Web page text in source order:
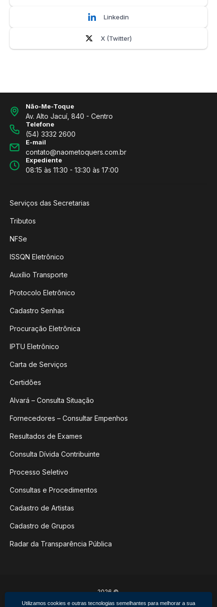
Linkedin
X (Twitter)
Não-Me-Toque
Av. Alto Jacuí, 840 - Centro
Telefone
(54) 3332 2600
E-mail
contato@naometoquers.com.br
Expediente
08:15 às 11:30 - 13:30 às 17:00
Serviços das Secretarias
Tributos
NFSe
ISSQN Eletrônico
Auxílio Transporte
Protocolo Eletrônico
Cadastro Senhas
Procuração Eletrônica
IPTU Eletrônico
Carta de Serviços
Certidões
Alvará – Consulta Situação
Fornecedores – Consultar Empenhos
Resultados de Exames
Consulta Dívida Contribuinte
Processo Seletivo
Consultas e Procedimentos
Cadastro de Artistas
Cadastro de Grupos
Radar da Transparência Pública
2026 ©
Utilizamos cookies e outras tecnologias semelhantes para melhorar a sua